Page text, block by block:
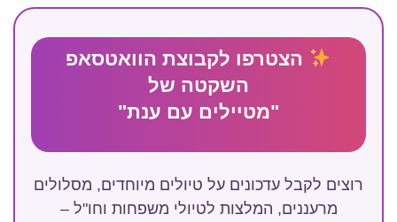
הצטרפו לקבוצת הוואטסאפ
השקטה של
"מטיילים עם ענת"
רוצים לקבל עדכונים על טיולים מיוחדים, מסלולים
מרעננים, המלצות לטיולי משפחות וחו"ל –